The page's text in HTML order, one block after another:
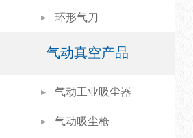
环形气刀
气动真空产品
气动工业吸尘器
气动吸尘枪